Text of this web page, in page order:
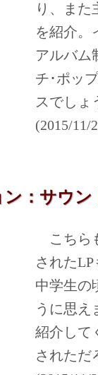
り、また
を紹介。
アルバム
チ･ポッ
スでしょ
(2015/11/
：サウン
こちら
された
中学生の
うに思え
紹介して
されただ